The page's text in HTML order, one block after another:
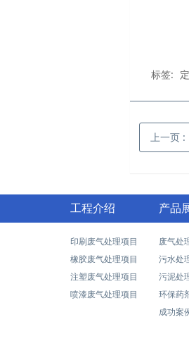
标签:
上一页 :
工程介绍
印刷废气处理项目
橡胶废气处理项目
注塑废气处理项目
喷漆废气处理项目
产品
废气处
污水处
污泥处
环保药
成功案